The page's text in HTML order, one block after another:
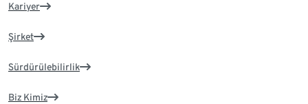
Kariyer
Şirket
Sürdürülebilirlik
Biz Kimiz